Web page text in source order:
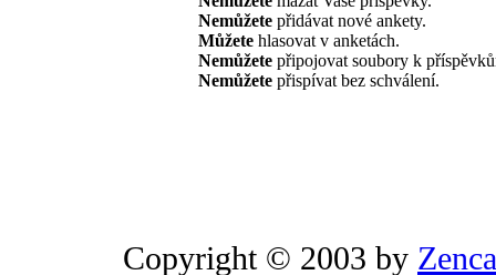
Nemůžete přidávat nové ankety.
Můžete hlasovat v anketách.
Nemůžete připojovat soubory k
Nemůžete přispívat bez schválení.
Copyright © 2003 by